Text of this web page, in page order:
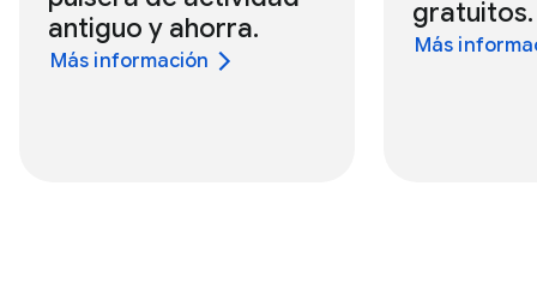
antiguo y ahorra.
Más información
gratuitos.
Más